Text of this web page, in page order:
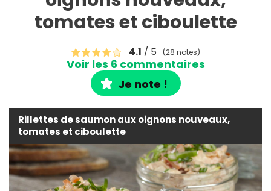
tomates et ciboulette
4.1 / 5 (28 notes)
Voir les 6 commentaires
Je note !
Rillettes de saumon aux oignons nouveaux,
tomates et ciboulette